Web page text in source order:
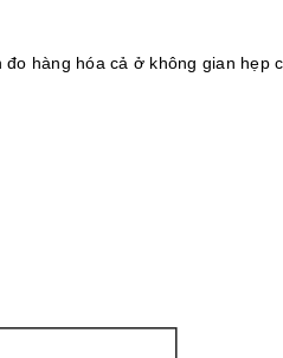
hàng hóa cả ở không gian hẹp